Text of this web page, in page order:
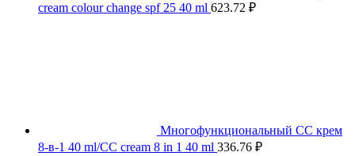
cream colour change spf 25 40 ml 623.72 ₽
Многофункциональный СС крем
8-в-1 40 ml/CC cream 8 in 1 40 ml 336.76 ₽